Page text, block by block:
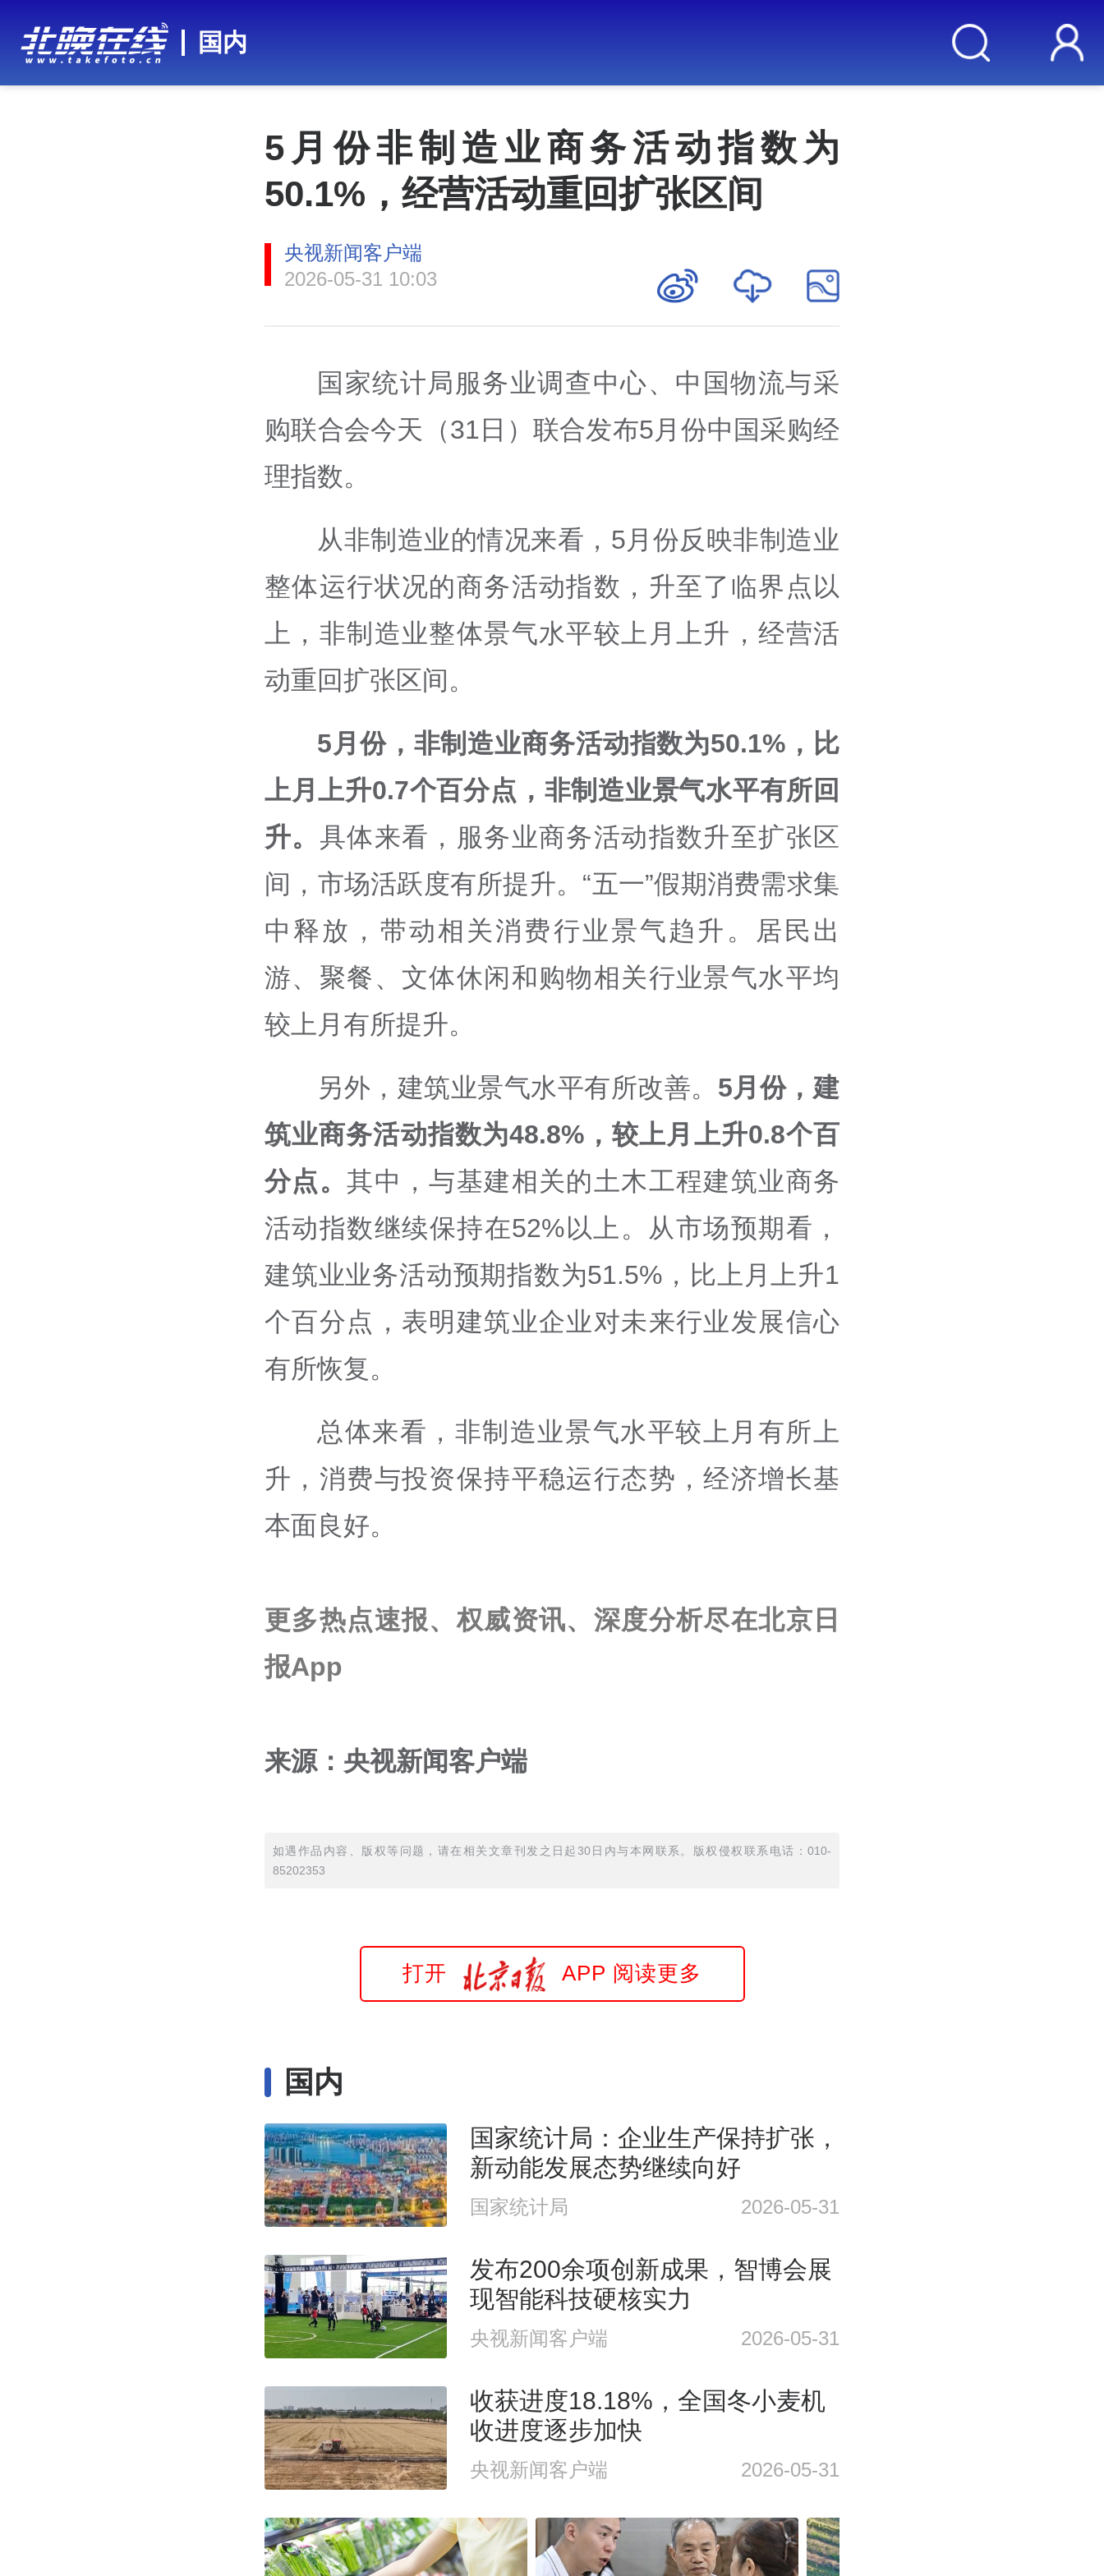
国内
5月份非制造业商务活动指数为
50.1%，经营活动重回扩张区间
央视新闻客户端
2026-05-31 10:03
国家统计局服务业调查中心、中国物流与采
购联合会今天（31日）联合发布5月份中国采购经
理指数。
从非制造业的情况来看，5月份反映非制造业
整体运行状况的商务活动指数，升至了临界点以
上，非制造业整体景气水平较上月上升，经营活
动重回扩张区间。
5月份，非制造业商务活动指数为50.1%，比
上月上升0.7个百分点，非制造业景气水平有所回
升。 具体来看，服务业商务活动指数升至扩张区
间，市场活跃度有所提升。“五一”假期消费需求集
中释放，带动相关消费行业景气趋升。居民出
游、聚餐、文体休闲和购物相关行业景气水平均
较上月有所提升。
另外，建筑业景气水平有所改善。 5月份，建
筑业商务活动指数为48.8%，较上月上升0.8个百
分点。其中，与基建相关的土木工程建筑业商务
活动指数继续保持在52%以上。从市场预期看，
建筑业业务活动预期指数为51.5%，比上月上升1
个百分点，表明建筑业企业对未来行业发展信心
有所恢复。
总体来看，非制造业景气水平较上月有所上
升，消费与投资保持平稳运行态势，经济增长基
本面良好。
更多热点速报、权威资讯、深度分析尽在北京日
报App
来源：央视新闻客户端
如遇作品内容、版权等问题，请在相关文章刊发之日起30日内与本网联系。版权侵权联系电话：010-
85202353
打开 APP 阅读更多
国内
国家统计局：企业生产保持扩张，
新动能发展态势继续向好
国家统计局 2026-05-31
发布200余项创新成果，智博会展
现智能科技硬核实力
央视新闻客户端 2026-05-31
收获进度18.18%，全国冬小麦机
收进度逐步加快
央视新闻客户端 2026-05-31